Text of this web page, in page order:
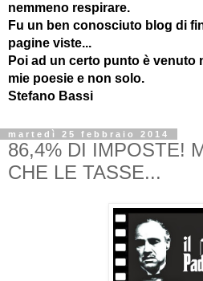
nemmeno respirare.
Fu un ben conosciuto blog di
pagine viste...
Poi ad un certo punto è venuto
mie poesie e non solo.
Stefano Bassi
martedì 25 febbraio 2014
86,4% DI IMPOSTE!
CHE LE TASSE...